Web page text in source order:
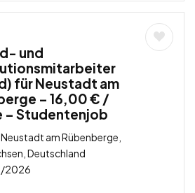
und
für Neustadt am
– 16,00 € /
– Studentenjob
am Rübenberge,
Deutschland
2026